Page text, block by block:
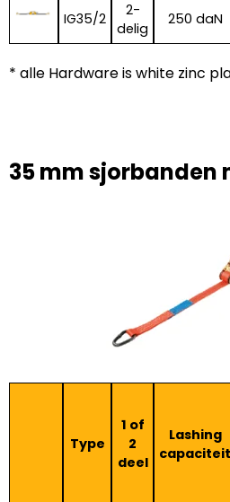
IG35/2
2-
delig
250 daN
* alle Hardware is white zinc
35 mm sjorbanden
Type
1 of
2
deel
Lashing
capaciteit